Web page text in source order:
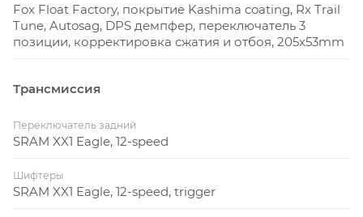
Fox Float Factory, покрытие Kashima coating, Rx Trail
Tune, Autosag, DPS демпфер, переключатель 3
позиции, корректировка сжатия и отбоя, 205x53mm
Трансмиссия
Переключатель задний
SRAM XX1 Eagle, 12-speed
Шифтеры
SRAM XX1 Eagle, 12-speed, trigger